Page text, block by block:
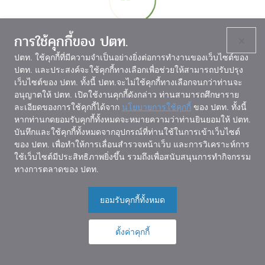
การใช้คุกกี้ของ ปตท.
ปตท. ใช้คุกกี้ที่มีความจำเป็นอย่างยิ่งต่อการทำงานของเว็บไซต์ของ
ปตท. และประสงค์จะใช้คุกกี้ทางเลือกเพื่อช่วยให้สามารถปรับปรุง
เว็บไซต์ของ ปตท. ทั้งนี้ ปตท.จะไม่ใช้คุกกี้ทางเลือกจนกว่าท่านจะ
อนุญาตให้ ปตท. เปิดใช้งานคุกกี้ดังกล่าว ท่านสามารถศึกษาราย
ละเอียดของการใช้คุกกี้ได้จาก นโยบายการใช้คุกกี้ ของ ปตท. ทั้งนี้
หากท่านกดยอมรับคุกกี้ทั้งหมดจะหมายความว่าท่านยินยอมให้ ปตท.
บันทึกและใช้คุกกี้ทั้งหมดจากอุปกรณ์ที่ท่านใช้ในการเข้าเว็บไซต์
ของ ปตท. เพื่อทำให้การเลื่อนสำรวจหน้าเว็บ และการวิเคราะห์การ
ใช้เว็บไซต์มีประสิทธิภาพยิ่งขึ้น รวมถึงเพื่อสนับสนุนการทำกิจกรรม
ทางการตลาดของ ปตท.
ตั้งค่าคุกกี้
ยอมรับคุกกี้ทั้งหมด